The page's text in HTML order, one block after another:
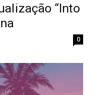
“Into
0